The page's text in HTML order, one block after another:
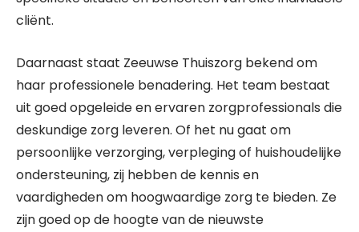
cliënt.
Daarnaast staat Zeeuwse Thuiszorg bekend om
haar professionele benadering. Het team bestaat
uit goed opgeleide en ervaren zorgprofessionals die
deskundige zorg leveren. Of het nu gaat om
persoonlijke verzorging, verpleging of huishoudelijke
ondersteuning, zij hebben de kennis en
vaardigheden om hoogwaardige zorg te bieden. Ze
zijn goed op de hoogte van de nieuwste